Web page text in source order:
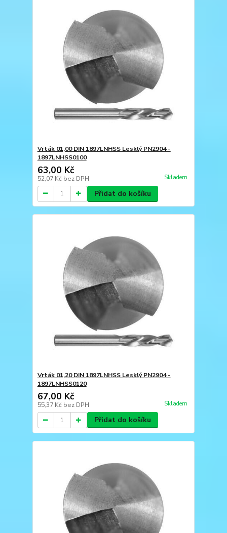
Vrták 01,00 DIN 1897LNHSS Lesklý PN2904 -
1897LNHSS0100
63,00 Kč
52,07 Kč bez DPH Skladem
Přidat do košíku
Vrták 01,20 DIN 1897LNHSS Lesklý PN2904 -
1897LNHSS0120
67,00 Kč
55,37 Kč bez DPH Skladem
Přidat do košíku